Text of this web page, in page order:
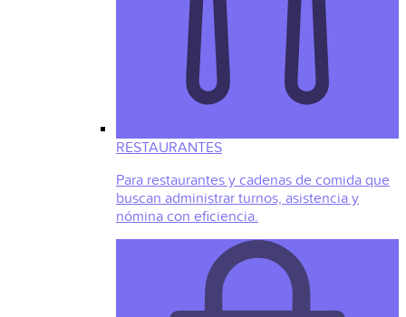
RESTAURANTES
Para restaurantes y cadenas de comida que
buscan administrar turnos, asistencia y
nómina con eficiencia.